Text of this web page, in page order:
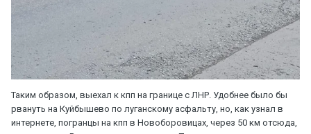
Таким образом, выехал к кпп на границе с ЛНР. Удобнее было бы
рвануть на Куйбышево по луганскому асфальту, но, как узнал в
интернете, погранцы на кпп в Новоборовицах, через 50 км отсюда,